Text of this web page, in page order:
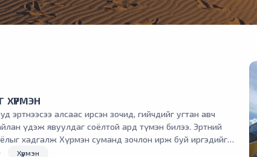
ХҮРМЭН
эртнээсээ алсаас ирсэн зочид, гийчдийг угтан авч
үдэж явуулдаг соёлтой ард түмэн билээ. Эртний
хадгалж Хүрмэн суманд зочлон ирж буй иргэдийг
сумын байгаль, орон нутаг, ард иргэдийн ахуй
Хүрмэн